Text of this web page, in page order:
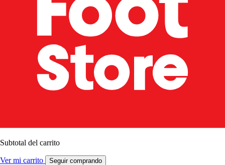
Subtotal del carrito
Ver mi carrito Seguir comprando